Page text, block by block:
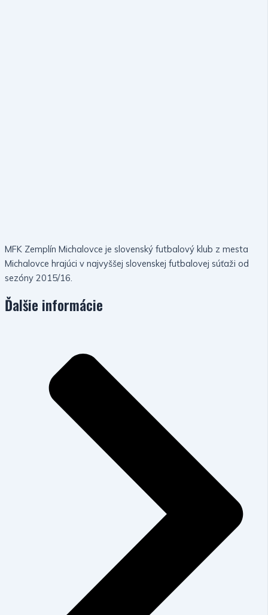
MFK Zemplín Michalovce je slovenský futbalový klub z mesta
Michalovce hrajúci v najvyššej slovenskej futbalovej súťaži od
sezóny 2015/16.
Ďalšie informácie